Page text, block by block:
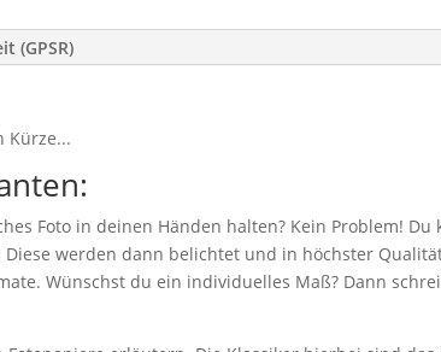
(GPSR)
Kürze...
Foto in deinen Händen halten? Kein Problem!
werden dann belichtet und in höchster
Wünschst du ein individuelles Maß? Dann